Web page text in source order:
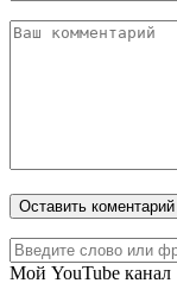
Мой YouTube канал